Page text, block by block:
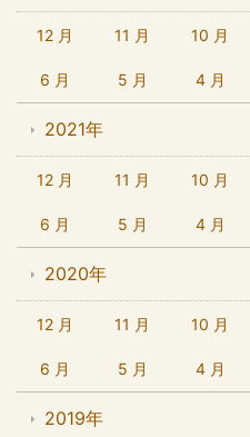
12 月 11 月 10 月
6 月 5 月 4 月
2021年
12 月 11 月 10 月
6 月 5 月 4 月
2020年
12 月 11 月 10 月
6 月 5 月 4 月
2019年